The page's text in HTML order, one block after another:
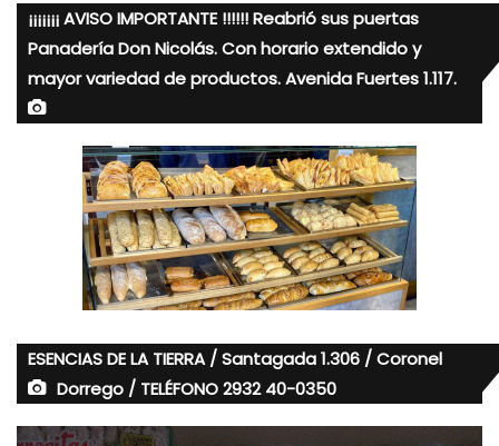
¡¡¡¡¡¡¡ AVISO IMPORTANTE !!!!!! Reabrió sus puertas
Panadería Don Nicolás. Con horario extendido y
mayor variedad de productos. Avenida Fuertes 1.117.
ESENCIAS DE LA TIERRA / Santagada 1.306 / Coronel
Dorrego / TELÉFONO 2932 40-0350